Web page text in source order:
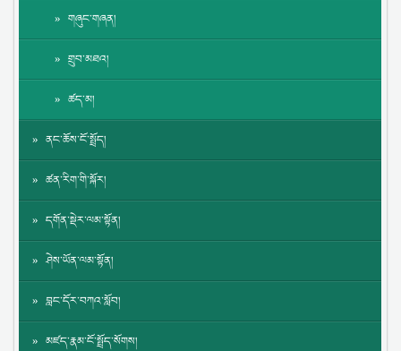
གཞུང་གཞན།
གྲུབ་མཐའ།
ཚད་མ།
ནང་ཆོས་ངོ་སྤྲོད།
ཚན་རིག་གི་སྐོར།
དགོན་སྡེར་ལམ་སྟོན།
ཤེས་ཡོན་ལམ་སྟོན།
བླང་དོར་བཀའ་སློབ།
མཛད་རྣམ་ངོ་སྤྲོད་སོགས།